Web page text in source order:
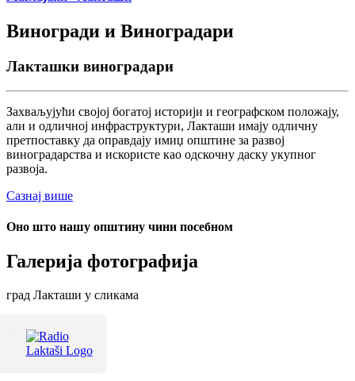
Виногради и Виноградари
Лакташки виноградари
Захваљујући својој богатој историји и географском положају,
али и одличној инфраструктури, Лакташи имају одличну
претпоставку да оправдају имиџ општине за развој
виноградарства и искористе као одскочну даску укупног
развоја.
Сазнај више
Оно што нашу општину чини посебном
Галерија фотографија
град Лакташи у сликама
Терме Лакташи